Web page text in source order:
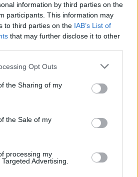
information by third parties on the
participants. This information may
to third parties on the IAB’s List of
that may further disclose it to other
Opt Outs
the Sharing of my
the Sale of my
processing my
Advertising.
Giordano
le elezioni